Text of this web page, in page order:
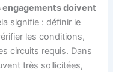
engagements doivent
signifie : définir le
les conditions,
circuits requis. Dans
très sollicitées,